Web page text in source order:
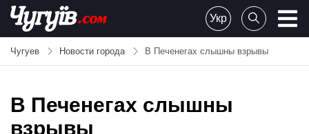
Skip
content
Chuguiv
Укр
Чугуев Новости города В Печенегах слышны взрывы
В Печенегах слышны
взрывы